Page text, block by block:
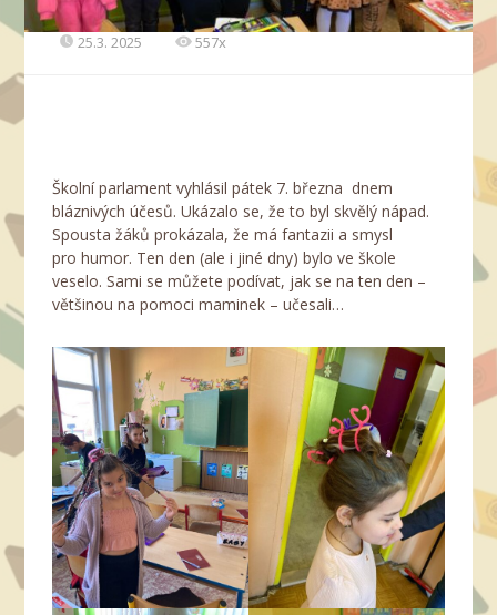
25.3. 2025 557x
Školní parlament vyhlásil pátek 7. března dnem
bláznivých účesů. Ukázalo se, že to byl skvělý nápad.
Spousta žáků prokázala, že má fantazii a smysl
pro humor. Ten den (ale i jiné dny) bylo ve škole
veselo. Sami se můžete podívat, jak se na ten den –
většinou na pomoci maminek – učesali…